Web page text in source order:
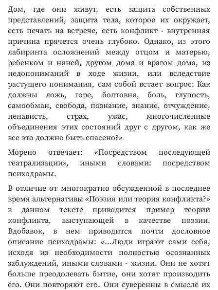
Дом, где они живут, есть защита собственных
представлений, защита тела, которое их окружает,
есть печать на встрече, есть конфликт - внутренняя
причина прячется очень глубоко. Однако, из этого
лабиринта осложнений между отцом и матерью,
ребенком и няней, другом дома и врагом дома, из
недопониманий в ходе жизни, или вследствие
растущего понимания, сам собой встает вопрос: Как
должны ложь, горе, болтовня, боль, глупость,
самообман, свобода, познание, знание, отчуждение,
ненависть, страх, ужас, многочисленные
объединения этих состояний друг с другом, как же
все это должно быть спасено?»
Морено отвечает: «Посредством последующей
театрализации», иными словами: посредством
психодрамы.
В отличие от многократно обсужденной в последнее
время альтернативы «Поэзия или теория конфликта?»
в данном тексте приводится пример теории
конфликта, выступающей в качестве поэзии.
Вдобавок, в нем приводится почти дословное
описание психодрамы: «...Люди играют сами себя,
исходя из необходимости полностью осознанных
заблуждений, иными словами - жизни. Они не хотят
больше преодолевать бытие, они хотят производить
его. Они повторяют его. Они суверенны в смысле их